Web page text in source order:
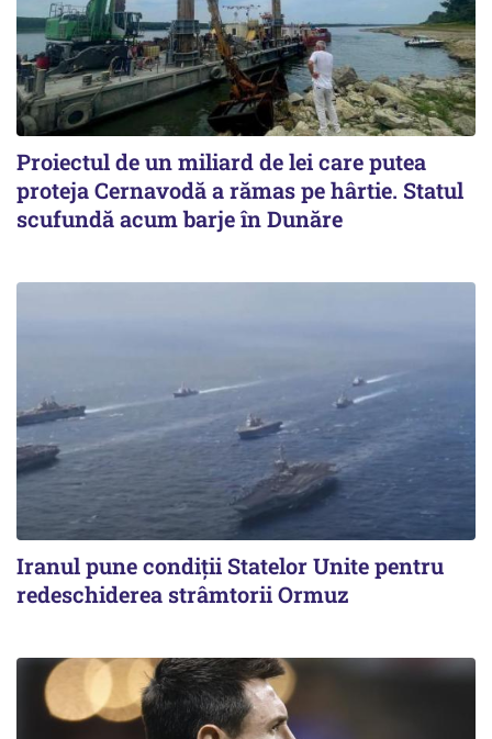
Proiectul de un miliard de lei care putea
proteja Cernavodă a rămas pe hârtie. Statul
scufundă acum barje în Dunăre
Iranul pune condiții Statelor Unite pentru
redeschiderea strâmtorii Ormuz